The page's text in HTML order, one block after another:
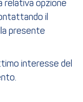
relativa opzione
il
presente
interesse del